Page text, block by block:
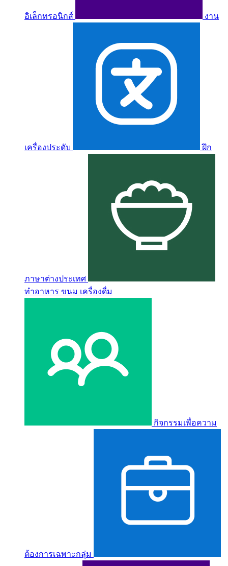
อิเล็กทรอนิกส์ งาน
เครื่องประดับ ฝึก
ภาษาต่างประเทศ
ทำอาหาร ขนม เครื่องดื่ม
กิจกรรมเพื่อความ
ต้องการเฉพาะกลุ่ม